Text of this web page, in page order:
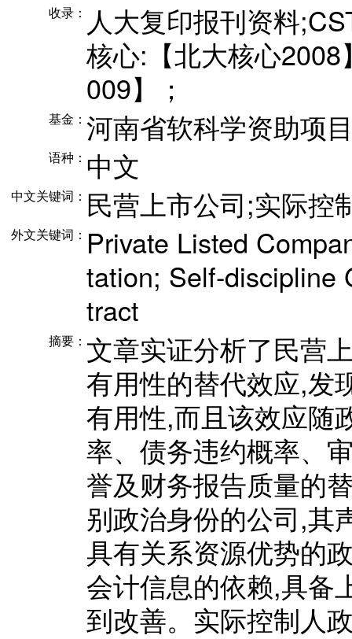
收录： 人大复印报刊资料
核心:【北大核心
009】；
基金： 河南省软科学资助项
语种： 中文
中文关键词： 民营上市公司;实际控
外文关键词： Private Listed
tation; Self-discipline
tract
摘要： 文章实证分析了民营
有用性的替代效应,发
有用性,而且该效应随
率、债务违约概率、
誉及财务报告质量的
别政治身份的公司,其
具有关系资源优势的
会计信息的依赖,具备
到改善。实际控制人